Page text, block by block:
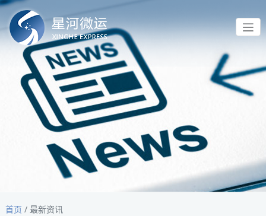
首页 / 最新资讯